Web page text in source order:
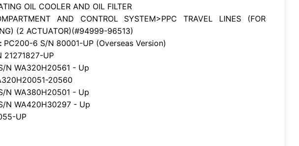
OIL COOLER AND OIL FILTER
AND CONTROL SYSTEM>PPC TRAVEL LINES (FOR
(2 ACTUATOR)(#94999-96513)
PC200-6 S/N 80001-UP (Overseas Version)
21271827-UP
N WA320H20561 - Up
20560
N WA380H20501 - Up
N WA420H30297 - Up
UP